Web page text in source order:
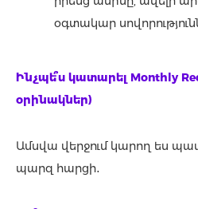
օգտակար
Ինչպե՞ս կատարել Monthly
օրինակներ)
Ամսվա վերջում կարող ես
պարզ հարցի․